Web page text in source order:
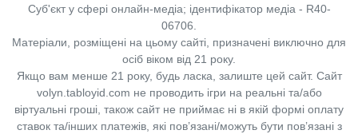
Суб'єкт у сфері онлайн-медіа; ідентифікатор медіа - R40-
06706.
Матеріали, розміщені на цьому сайті, призначені виключно для
осіб віком від 21 року.
Якщо вам менше 21 року, будь ласка, залиште цей сайт. Сайт
volyn.tabloyid.com не проводить ігри на реальні та/або
віртуальні гроші, також сайт не приймає ні в якій формі оплату
ставок та/інших платежів, які пов’язані/можуть бути пов’язані з